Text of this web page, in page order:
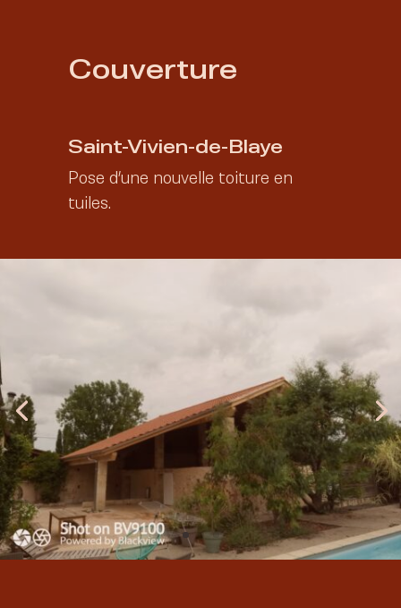
Couverture
Saint-Vivien-de-Blaye
Pose d’une nouvelle toiture en
tuiles.
2021